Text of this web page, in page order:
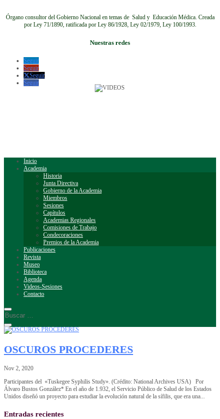
Órgano consultor del Gobierno Nacional en temas de Salud y Educación Médica. Creada
por Ley 71/1890, ratificada por Ley 86/1928, Ley 02/1979, Ley 100/1993.
Nuestras redes
Seguir
Seguir
Seguir
Seguir
Inicio
Academia
Historia
Junta Directiva
Gobierno de la Academia
Miembros
Sesiones
Capítulos
Academias Regionales
Comisiones de Trabajo
Condecoraciones
Premios de la Academia
Publicaciones
Revista
Museo
Biblioteca
Agenda
Videos-Sesiones
Contacto
OSCUROS PROCEDERES
Nov 2, 2020
Participantes del «Tuskegee Syphilis Study». (Crédito: National Archives USA) Por
Álvaro Bustos González* En el año de 1.932, el Servicio Público de Salud de los Estados
Unidos diseñó un proyecto para estudiar la evolución natural de la sífilis, que era una...
Entradas recientes